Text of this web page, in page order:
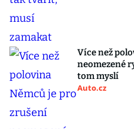
Více než
neomezené
tom myslí
Auto.cz